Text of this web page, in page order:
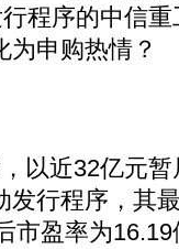
程序的中信
申购热情？
近32亿元暂
发行程序，其
市盈率为